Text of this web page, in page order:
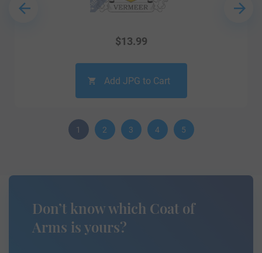
$13.99
Add JPG to Cart
1 2 3 4 5
Don’t know which Coat of
Arms is yours?